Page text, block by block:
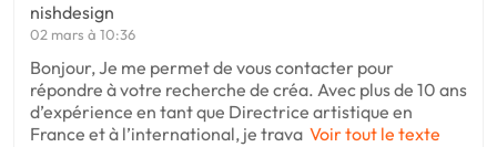
nishdesign
02 mars à 10:36
Bonjour, Je me permet de vous contacter pour
répondre à votre recherche de créa. Avec plus de 10 ans
d’expérience en tant que Directrice artistique en
France et à l’international, je trava Voir tout le texte